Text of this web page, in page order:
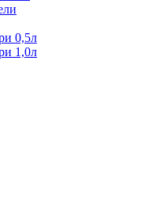
0,5л
1,0л